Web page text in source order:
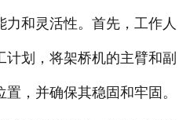
和灵活性。首先，工作人
计划，将架桥机的主臂和副
，并确保其稳固和牢固。